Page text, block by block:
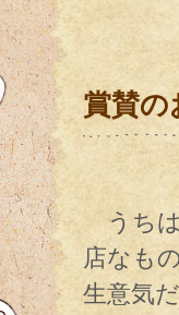
賞賛の
うちは
店なも
生意気